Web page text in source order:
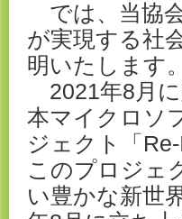
では、当協
が実現する社
明いたします。
2021年8月に
本マイクロソ
ジェクト「
このプロジェ
い豊かな新世